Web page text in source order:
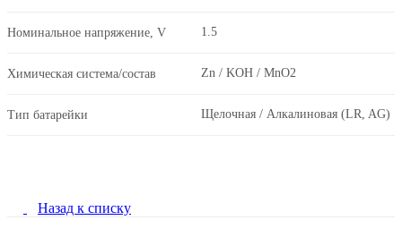
Номинальное напряжение, V 1.5
Химическая система/состав Zn / KOH / MnO2
Тип батарейки Щелочная / Алкалиновая (LR, AG)
Назад к списку